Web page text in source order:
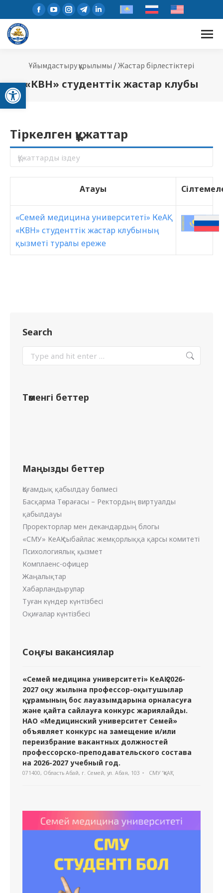
Open toolbar
Ұйымдастыру құрылымы /Жастар бірлестіктері
«КВН» студенттік жастар клубы
Тіркелген құжаттар
Атауы
«Семей медицина университеті» КеАҚ
«КВН» студенттік жастар клубының
қызметі туралы ереже
Search
Төменгі беттер
Маңызды беттер
Қоғамдық қабылдау бөлмесі
Басқарма Төрағасы – Ректордың виртуалды
қабылдауы
Проректорлар мен декандардың блогы
«СМУ» КеАҚ сыбайлас жемқорлыққа қарсы комитеті
Психологиялық қызмет
Комплаенс-офицер
Жаңалықтар
Хабарландырулар
Туған күндер күнтізбесі
Оқиғалар күнтізбесі
Соңғы вакансиялар
«Семей медицина университеті» КеАҚ 2026-
2027 оқу жылына профессор-оқытушылар
құрамының бос лауазымдарына орналасуға
және қайта сайлауға конкурс жариялайды.
НАО «Медицинский университет Семей»
объявляет конкурс на замещение и/или
переизбрание вакантных должностей
профессорско-преподавательского состава
на 2026-2027 учебный год.
071400, Область Абай, г. Семей, ул. Абая, 103 СМУ "ҚеАҚ"